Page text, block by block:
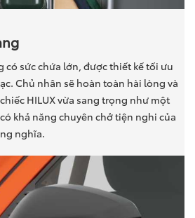
có sức chứa lớn, được thiết kế tối ưu
Chủ nhân sẽ hoàn toàn hài lòng và
HILUX vừa sang trọng như một
khả năng chuyên chở tiện nghi của
nghĩa.